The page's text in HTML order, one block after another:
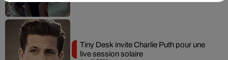
Tiny Desk invite Charlie Puth pour une
live session solaire